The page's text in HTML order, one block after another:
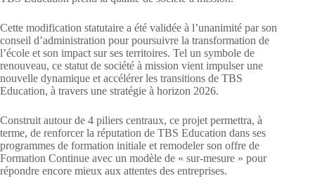
Cette modification statutaire a été validée à l’unanimité par son
conseil d’administration pour poursuivre la transformation de
l’école et son impact sur ses territoires. Tel un symbole de
renouveau, ce statut de société à mission vient impulser une
nouvelle dynamique et accélérer les transitions de TBS
Education, à travers une stratégie à horizon 2026.
Construit autour de 4 piliers centraux, ce projet permettra, à
terme, de renforcer la réputation de TBS Education dans ses
programmes de formation initiale et remodeler son offre de
Formation Continue avec un modèle de « sur-mesure » pour
répondre encore mieux aux attentes des entreprises.